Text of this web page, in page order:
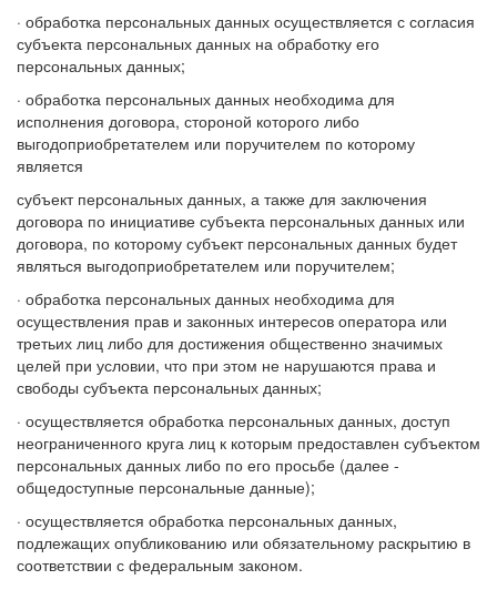
· обработка персональных данных осуществляется с согласия
субъекта персональных данных на обработку его
персональных данных;
· обработка персональных данных необходима для
исполнения договора, стороной которого либо
выгодоприобретателем или поручителем по которому
является
субъект персональных данных, а также для заключения
договора по инициативе субъекта персональных данных или
договора, по которому субъект персональных данных будет
являться выгодоприобретателем или поручителем;
· обработка персональных данных необходима для
осуществления прав и законных интересов оператора или
третьих лиц либо для достижения общественно значимых
целей при условии, что при этом не нарушаются права и
свободы субъекта персональных данных;
· осуществляется обработка персональных данных, доступ
неограниченного круга лиц к которым предоставлен субъектом
персональных данных либо по его просьбе (далее -
общедоступные персональные данные);
· осуществляется обработка персональных данных,
подлежащих опубликованию или обязательному раскрытию в
соответствии с федеральным законом.